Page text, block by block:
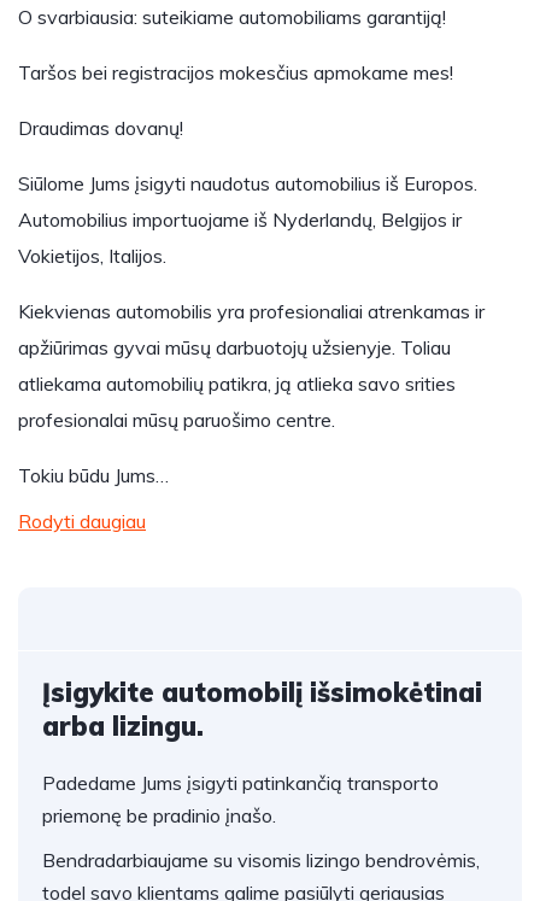
O svarbiausia: suteikiame automobiliams garantiją!
Taršos bei registracijos mokesčius apmokame mes!
Draudimas dovanų!
Siūlome Jums įsigyti naudotus automobilius iš Europos.
Automobilius importuojame iš Nyderlandų, Belgijos ir
Vokietijos, Italijos.
Kiekvienas automobilis yra profesionaliai atrenkamas ir
apžiūrimas gyvai mūsų darbuotojų užsienyje. Toliau
atliekama automobilių patikra, ją atlieka savo srities
profesionalai mūsų paruošimo centre.
Tokiu būdu Jums…
Rodyti daugiau
Įsigykite automobilį išsimokėtinai
arba lizingu.
Padedame Jums įsigyti patinkančią transporto
priemonę be pradinio įnašo.
Bendradarbiaujame su visomis lizingo bendrovėmis,
todel savo klientams galime pasiūlyti geriausias